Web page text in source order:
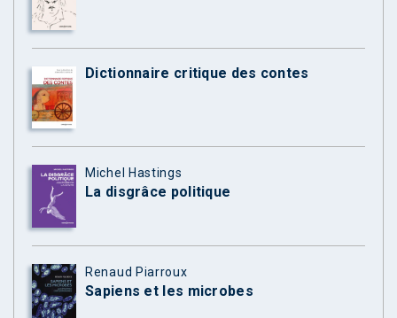
Dictionnaire critique des contes
Michel Hastings
La disgrâce politique
Renaud Piarroux
Sapiens et les microbes